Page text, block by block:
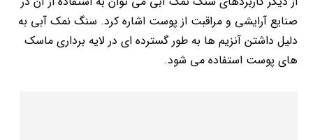
صنایع آرایشی و مراقبت از پوست اشاره کرد. سنگ نمک آبی به
دلیل داشتن آنزیم ها به طور گسترده ای در لایه برداری ماسک
های پوست استفاده می شود.